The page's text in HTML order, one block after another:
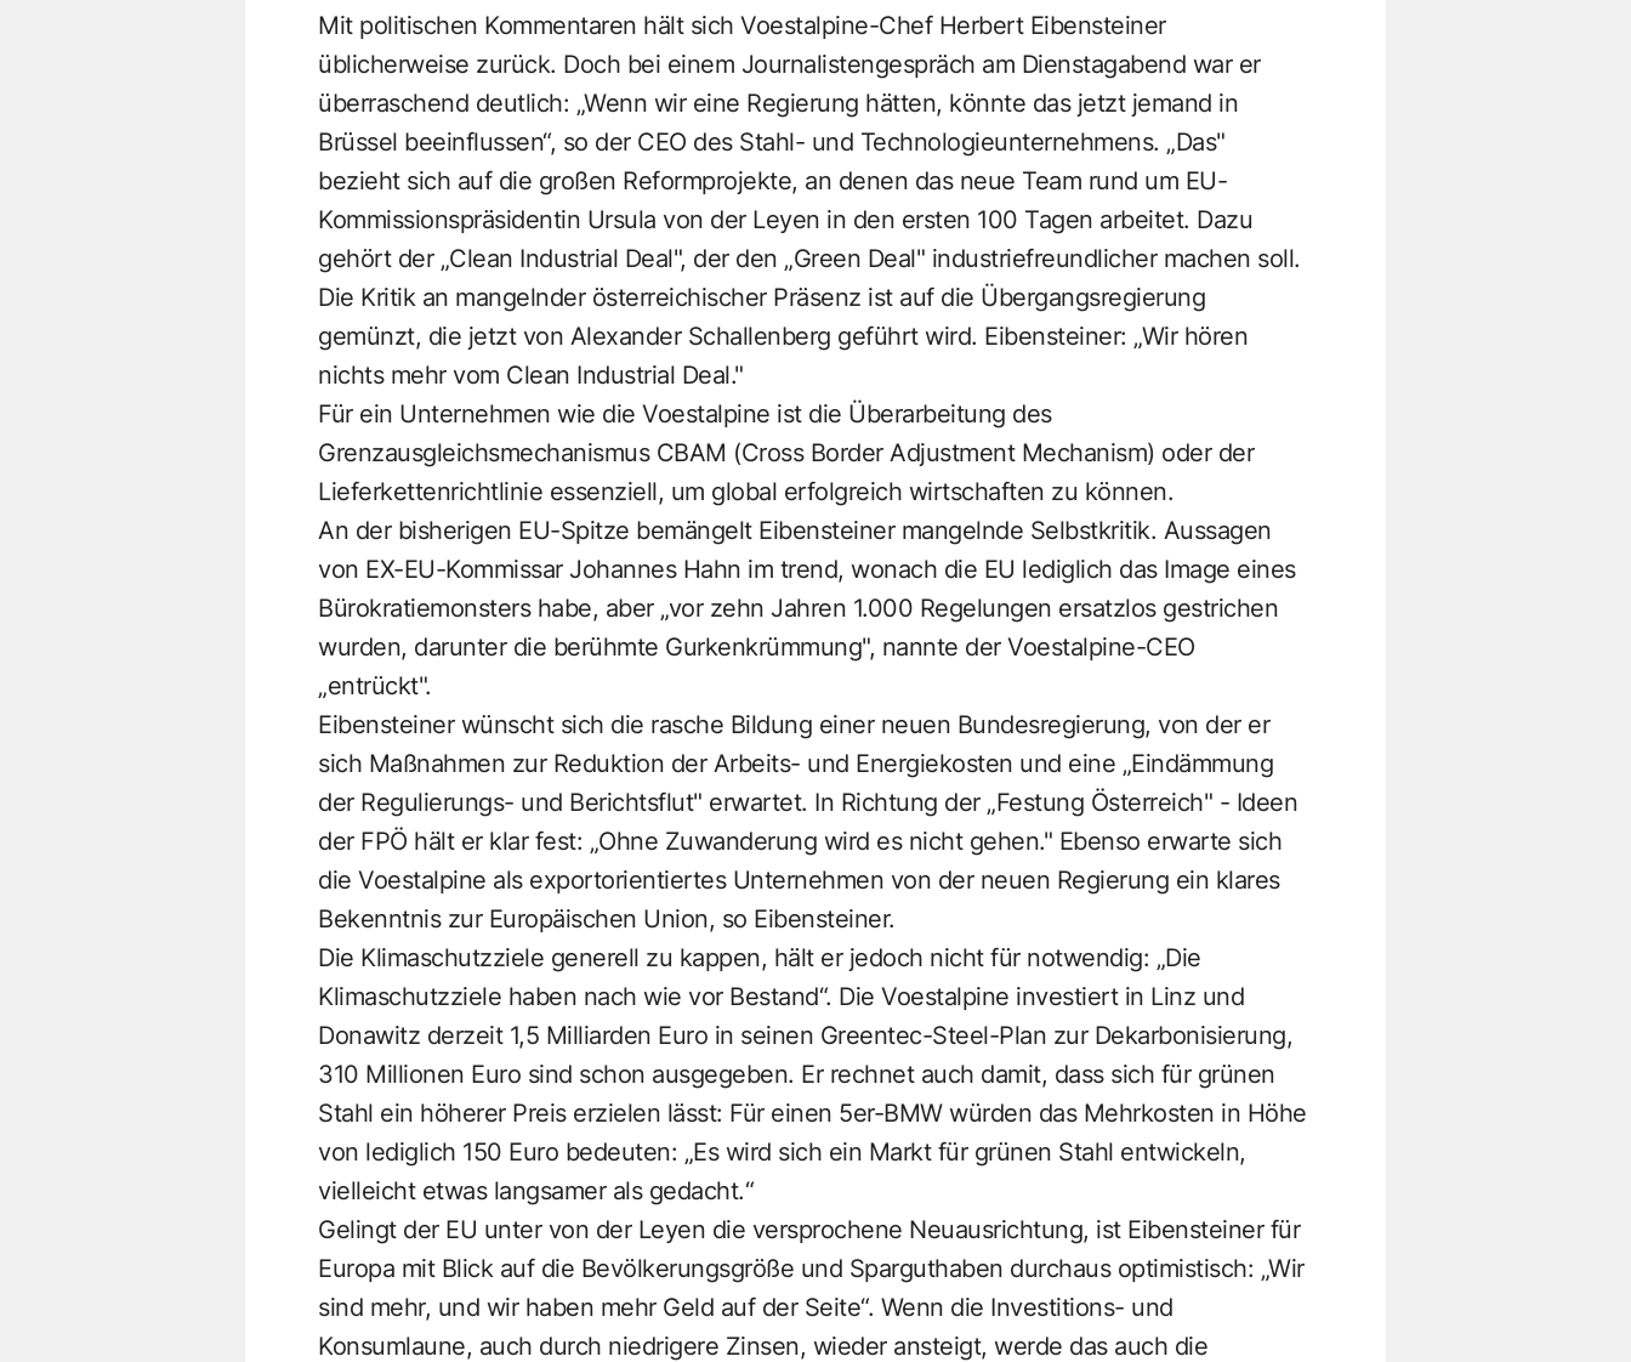
Mit politischen Kommentaren hält sich Voestalpine-Chef Herbert Eibensteiner
üblicherweise zurück. Doch bei einem Journalistengespräch am Dienstagabend war er
überraschend deutlich: „Wenn wir eine Regierung hätten, könnte das jetzt jemand in
Brüssel beeinflussen“, so der CEO des Stahl- und Technologieunternehmens. „Das"
bezieht sich auf die großen Reformprojekte, an denen das neue Team rund um EU-
Kommissionspräsidentin Ursula von der Leyen in den ersten 100 Tagen arbeitet. Dazu
gehört der „Clean Industrial Deal", der den „Green Deal" industriefreundlicher machen soll.
Die Kritik an mangelnder österreichischer Präsenz ist auf die Übergangsregierung
gemünzt, die jetzt von Alexander Schallenberg geführt wird. Eibensteiner: „Wir hören
nichts mehr vom Clean Industrial Deal."
Für ein Unternehmen wie die Voestalpine ist die Überarbeitung des
Grenzausgleichsmechanismus CBAM (Cross Border Adjustment Mechanism) oder der
Lieferkettenrichtlinie essenziell, um global erfolgreich wirtschaften zu können.
An der bisherigen EU-Spitze bemängelt Eibensteiner mangelnde Selbstkritik. Aussagen
von EX-EU-Kommissar Johannes Hahn im trend, wonach die EU lediglich das Image eines
Bürokratiemonsters habe, aber „vor zehn Jahren 1.000 Regelungen ersatzlos gestrichen
wurden, darunter die berühmte Gurkenkrümmung", nannte der Voestalpine-CEO
„entrückt".
Eibensteiner wünscht sich die rasche Bildung einer neuen Bundesregierung, von der er
sich Maßnahmen zur Reduktion der Arbeits- und Energiekosten und eine „Eindämmung
der Regulierungs- und Berichtsflut" erwartet. In Richtung der „Festung Österreich" - Ideen
der FPÖ hält er klar fest: „Ohne Zuwanderung wird es nicht gehen." Ebenso erwarte sich
die Voestalpine als exportorientiertes Unternehmen von der neuen Regierung ein klares
Bekenntnis zur Europäischen Union, so Eibensteiner.
Die Klimaschutzziele generell zu kappen, hält er jedoch nicht für notwendig: „Die
Klimaschutzziele haben nach wie vor Bestand“. Die Voestalpine investiert in Linz und
Donawitz derzeit 1,5 Milliarden Euro in seinen Greentec-Steel-Plan zur Dekarbonisierung,
310 Millionen Euro sind schon ausgegeben. Er rechnet auch damit, dass sich für grünen
Stahl ein höherer Preis erzielen lässt: Für einen 5er-BMW würden das Mehrkosten in Höhe
von lediglich 150 Euro bedeuten: „Es wird sich ein Markt für grünen Stahl entwickeln,
vielleicht etwas langsamer als gedacht.“
Gelingt der EU unter von der Leyen die versprochene Neuausrichtung, ist Eibensteiner für
Europa mit Blick auf die Bevölkerungsgröße und Sparguthaben durchaus optimistisch: „Wir
sind mehr, und wir haben mehr Geld auf der Seite“. Wenn die Investitions- und
Konsumlaune, auch durch niedrigere Zinsen, wieder ansteigt, werde das auch die